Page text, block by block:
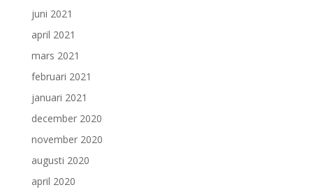
juni 2021
april 2021
mars 2021
februari 2021
januari 2021
december 2020
november 2020
augusti 2020
april 2020